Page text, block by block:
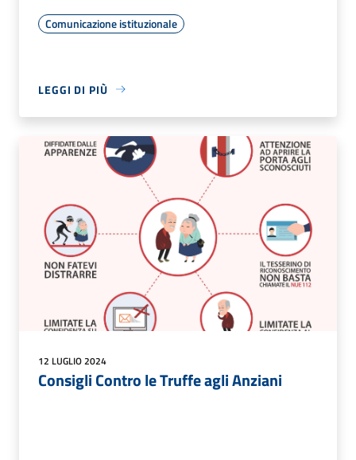
Comunicazione istituzionale
LEGGI DI PIÙ
12 LUGLIO 2024
Consigli Contro le Truffe agli Anziani